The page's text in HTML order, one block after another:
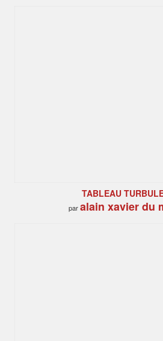
TABLEAU
paralain xavier du